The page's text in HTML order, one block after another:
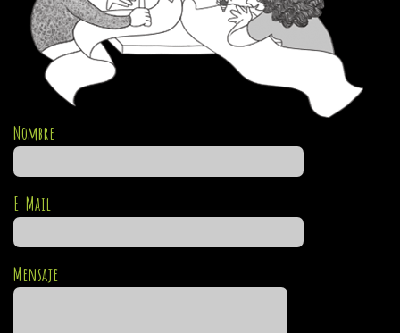
Nombre
E-Mail
Mensaje